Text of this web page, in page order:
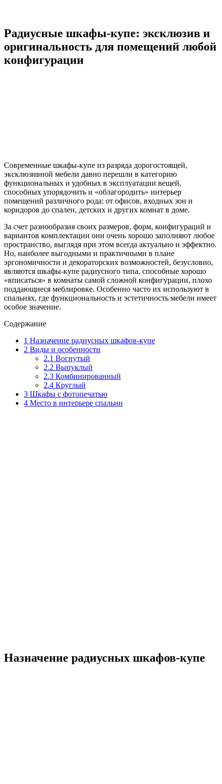
Радиусные шкафы-купе: эксклюзив и
оригинальность для помещений любой
конфигурации
Современные шкафы-купе из разряда дорогостоящей,
эксклюзивной мебели давно перешли в категорию
функциональных и удобных в эксплуатации вещей,
способных упорядочить и «облагородить» интерьер
помещений различного рода: от офисов, входных зон и
коридоров до спален, детских и других комнат в доме.
За счет разнообразия своих размеров, форм, конфигураций и
вариантов комплектации они очень хорошо заполняют любое
пространство, выглядя при этом всегда актуально и эффектно.
Но, наиболее выгодными и практичными в плане
эргономичности и декораторских возможностей, безусловно,
являются шкафы-купе радиусного типа, способные хорошо
«вписаться» в комнаты самой сложной конфигурации, плохо
поддающиеся меблировке. Особенно часто их используют в
спальнях, где функциональность и эстетичность мебели имеет
особое значение.
Содержание
1 Назначение радиусных шкафов-купе
2 Виды и особенности
2.1 Вогнутый
2.2 Выпуклый
2.3 Комбинированный
2.4 Круглый
3 Шкафы с фотопечатью
4 Место в интерьере спальни
Назначение радиусных шкафов-купе